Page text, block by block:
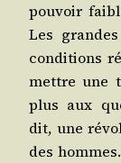
pou­voir
Les
condi­tions
mettre une
plus aux
dit, une
des